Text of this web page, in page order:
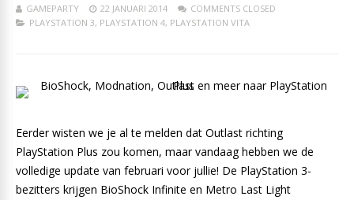
GAMEPARTY 22 JANUARI 2014
COMMENTS CLOSED
PLAYSTATION 3, PLAYSTATION 4, PLAYSTATION VITA
Eerder wisten we je al te melden dat Outlast richting
PlayStation Plus zou komen, maar vandaag hebben we de
volledige update van februari voor jullie! De PlayStation 3-
bezitters krijgen BioShock Infinite en Metro Last Light